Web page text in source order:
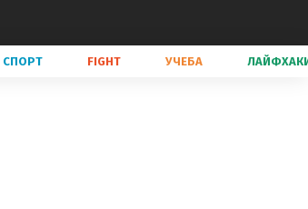
СПОРТ FIGHT УЧЕБА